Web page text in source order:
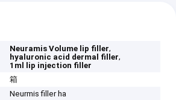
Neuramis Volume lip filler,
hyaluronic acid dermal filler,
1ml lip injection filler
箱
Neurmis filler ha